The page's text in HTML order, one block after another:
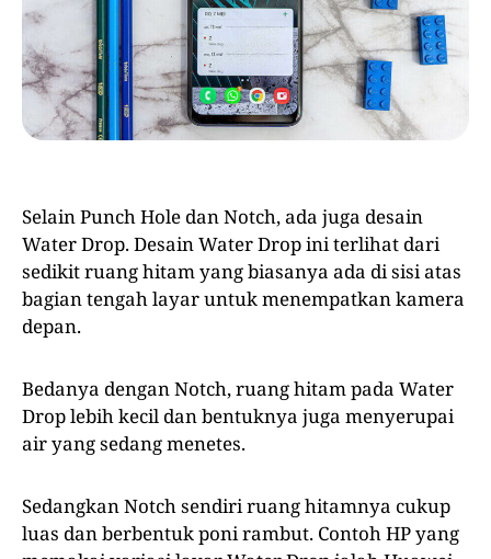
Selain Punch Hole dan Notch, ada juga desain
Water Drop. Desain Water Drop ini terlihat dari
sedikit ruang hitam yang biasanya ada di sisi atas
bagian tengah layar untuk menempatkan kamera
depan.
Bedanya dengan Notch, ruang hitam pada Water
Drop lebih kecil dan bentuknya juga menyerupai
air yang sedang menetes.
Sedangkan Notch sendiri ruang hitamnya cukup
luas dan berbentuk poni rambut. Contoh HP yang